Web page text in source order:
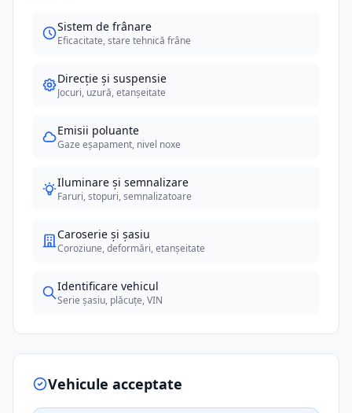
Sistem de frânare
Eficacitate, stare tehnică frâne
Direcție și suspensie
Jocuri, uzură, etanșeitate
Emisii poluante
Gaze eșapament, nivel noxe
Iluminare și semnalizare
Faruri, stopuri, semnalizatoare
Caroserie și șasiu
Coroziune, deformări, etanșeitate
Identificare vehicul
Serie șasiu, plăcuțe, VIN
Vehicule acceptate